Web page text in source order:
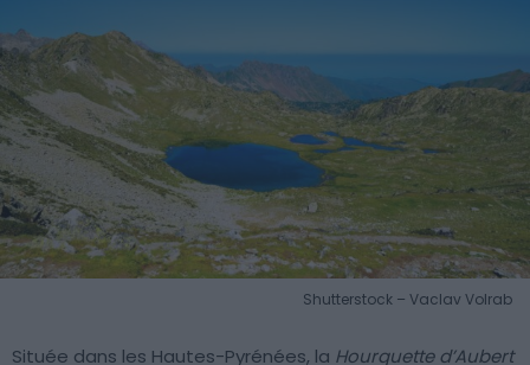
Shutterstock – Vaclav Volrab
Située dans les Hautes-Pyrénées, la Hourquette d’Aubert